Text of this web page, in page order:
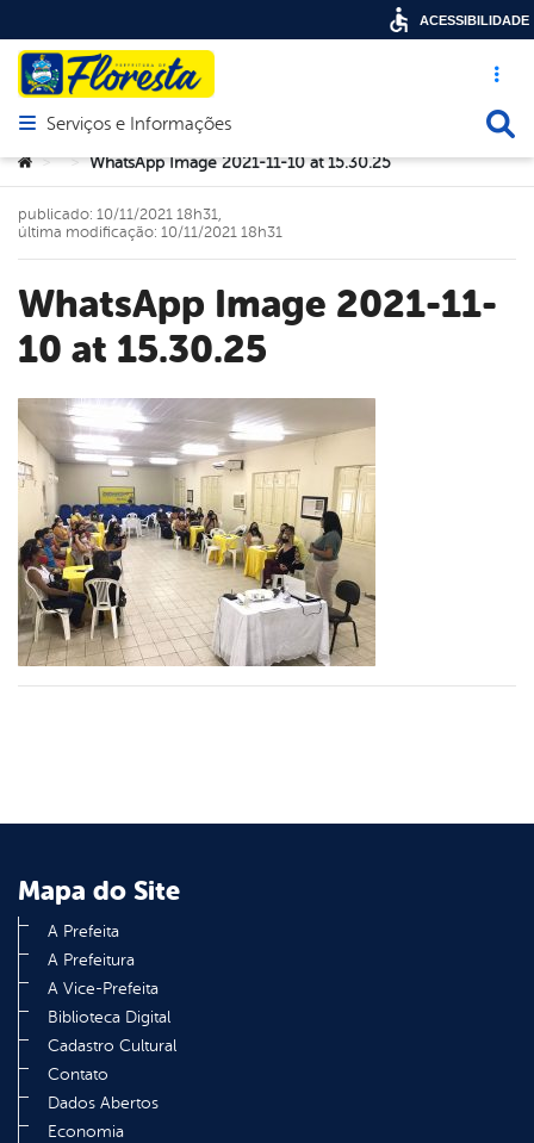
Acesso
Abrir menu principal de navegação
Serviços e Informações
Você está aqui:
> > WhatsApp Image 2021-11-10 at 15.30.25
WhatsApp Image 2021-11-
10 at 15.30.25
publicado: 10/11/2021 18h31,
última modificação: 10/11/2021 18h31
Mapa do Site
A Prefeita
A Prefeitura
A Vice-Prefeita
Biblioteca Digital
Cadastro Cultural
Contato
Dados Abertos
Economia
ACESSIBILIDADE